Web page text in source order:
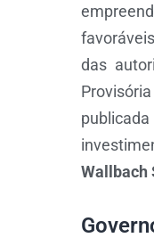
das
Wallbach